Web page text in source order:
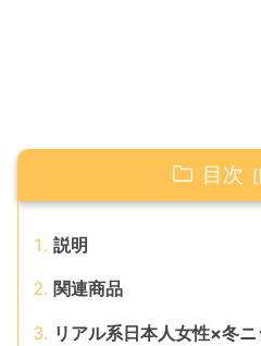
目次
説明
関連商品
リアル系日本人女性×冬